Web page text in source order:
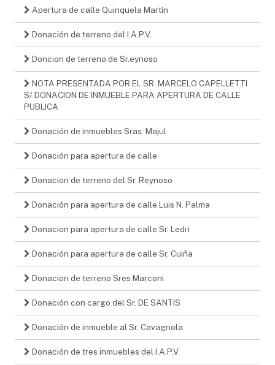
Apertura de calle Quinquela Martín
Donación de terreno del I.A.P.V.
Doncion de terreno de Sr.eynoso
NOTA PRESENTADA POR EL SR. MARCELO CAPELLETTI
S/ DONACION DE INMUEBLE PARA APERTURA DE CALLE
PUBLICA
Donación de inmuebles Sras. Majul
Donación para apertura de calle
Donacion de terreno del Sr. Reynoso
Donación para apertura de calle Luis N. Palma
Donacion para apertura de calle Sr. Ledri
Donación para apertura de calle Sr. Cuiña
Donacion de terreno Sres Marconi
Donación con cargo del Sr. DE SANTIS
Donación de inmueble al Sr. Cavagnola
Donación de tres inmuebles del I.A.P.V.